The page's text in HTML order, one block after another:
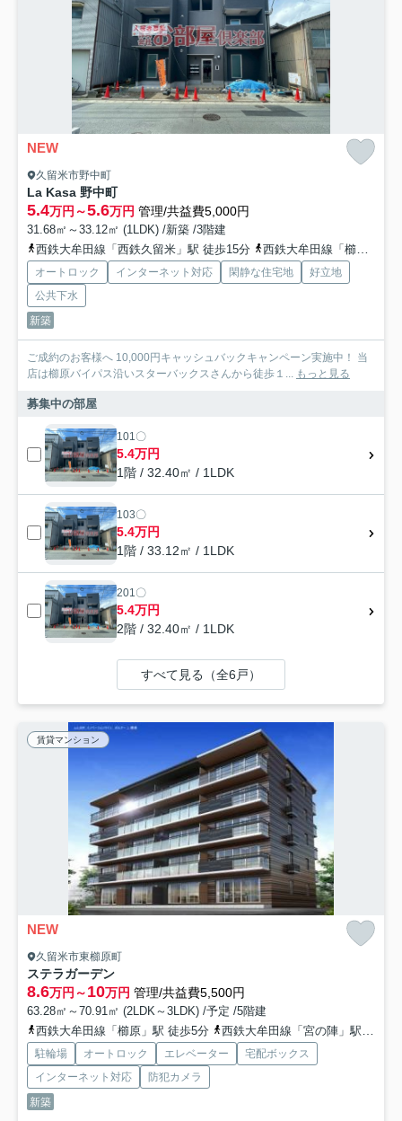
NEW
久留米市野中町
La Kasa 野中町
5.4万円～5.6万円 管理/共益費5,000円
31.68㎡～33.12㎡ (1LDK) /新築 /3階建
西鉄大牟田線「西鉄久留米」駅 徒歩15分
西鉄大牟田線「櫛原」駅 徒歩17分
オートロック インターネット対応 閑静な住宅地
好立地
公共下水
新築
ご成約のお客様へ 10,000円キャッシュバックキャンペーン実施中！ 当
店は櫛原バイパス沿いスターバックスさんから徒歩１...
もっと見る
募集中の部屋
101〇
5.4万円
1階 / 32.40㎡ / 1LDK
103〇
5.4万円
1階 / 33.12㎡ / 1LDK
201〇
5.4万円
2階 / 32.40㎡ / 1LDK
すべて見る（全6戸）
賃貸マンション
NEW
久留米市東櫛原町
ステラガーデン
8.6万円～10万円 管理/共益費5,500円
63.28㎡～70.91㎡ (2LDK～3LDK) /予定 /5階建
西鉄大牟田線「櫛原」駅 徒歩5分
西鉄大牟田線「宮の陣」駅 徒歩17分
駐輪場 オートロック エレベーター
宅配ボックス
インターネット対応
防犯カメラ
新築